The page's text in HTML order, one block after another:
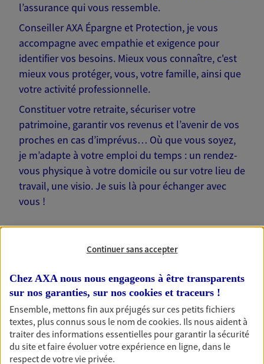
l’assurance qui vous ressemble.
Conseiller AXA Épargne et Protection, je vous
accompagne avec empathie et exigence pour
identifier vos besoins. Mieux vous connaître, c'est
mieux vous protéger, vous, votre famille, ainsi que
votre activité professionnelle.
Constituer votre retraite, sécuriser votre
patrimoine, garantir vos revenus et l’avenir de vos
proches en cas d’imprévus… Où que vous soyez,
je m’adapte à votre emploi du temps : un rendez-
vous physique à votre domicile ou sur votre lieu de
travail, une visio. Je suis là pour échanger avec
vous !
Nos offres phares
Épargne
Réalisez vos projets grâce à votre épargne : achat
immobilier, études des enfants ou voyage autour
Continuer sans accepter
Chez AXA nous nous engageons à être transparents
sur nos garanties, sur nos cookies et traceurs !
Ensemble, mettons fin aux préjugés sur ces petits fichiers
textes, plus connus sous le nom decookies. Ils nous aident à
traiter des informations essentielles pour garantir la sécurité
du site et faire évoluer votre expérience en ligne, dans le
respect de votre vie privée.